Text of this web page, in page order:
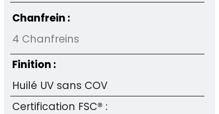
Chanfrein :
4 Chanfreins
Finition :
Huilé UV sans COV
Certification FSC® :